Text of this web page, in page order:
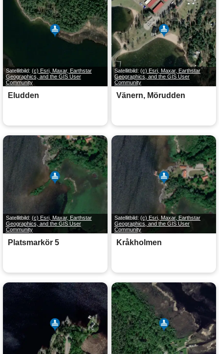
Satellitbild: (c) Esri, Maxar, Earthstar
Geographics, and the GIS User
Community
Eludden
Satellitbild: (c) Esri, Maxar, Earthstar
Geographics, and the GIS User
Community
Vänern, Mörudden
Satellitbild: (c) Esri, Maxar, Earthstar
Geographics, and the GIS User
Community
Platsmarkör 5
Satellitbild: (c) Esri, Maxar, Earthstar
Geographics, and the GIS User
Community
Kråkholmen